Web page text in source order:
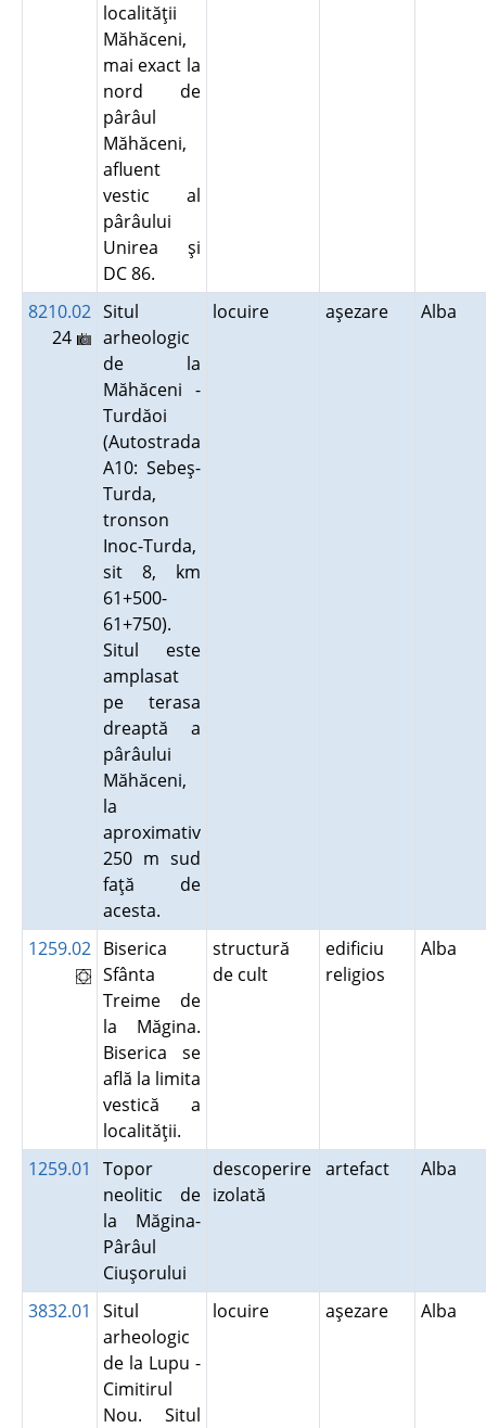
localităţii
Măhăceni,
mai exact la
nord de
pârâul
Măhăceni,
afluent
vestic al
pârâului
Unirea şi
DC 86.
8210.02
24
Situl
arheologic
de la
Măhăceni -
Turdăoi
(Autostrada
A10: Sebeş-
Turda,
tronson
Inoc-Turda,
sit 8, km
61+500-
61+750).
Situl este
amplasat
pe terasa
dreaptă a
pârâului
Măhăceni,
la
aproximativ
250 m sud
faţă de
acesta.
locuire aşezare Alba
1259.02 Biserica
Sfânta
Treime de
la Măgina.
Biserica se
află la limita
vestică a
localităţii.
structură
de cult
edificiu
religios
Alba
1259.01
Topor
neolitic de
la Măgina-
Pârâul
Ciuşorului
descoperire
izolată
artefact Alba
3832.01
Situl
arheologic
de la Lupu -
Cimitirul
Nou. Situl
locuire aşezare Alba